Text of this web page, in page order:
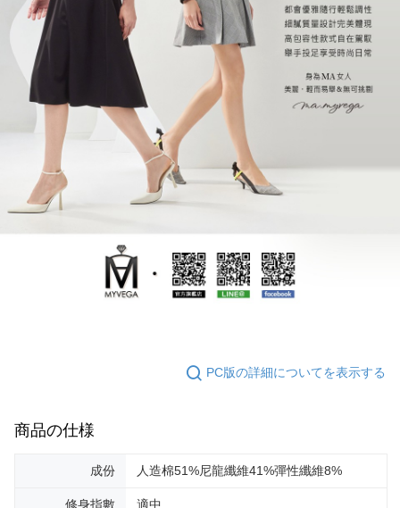
PC版の詳細についてを表示する
商品の仕様
成份 人造棉51%尼龍纖維41%彈性纖維8%
修身指數 適中